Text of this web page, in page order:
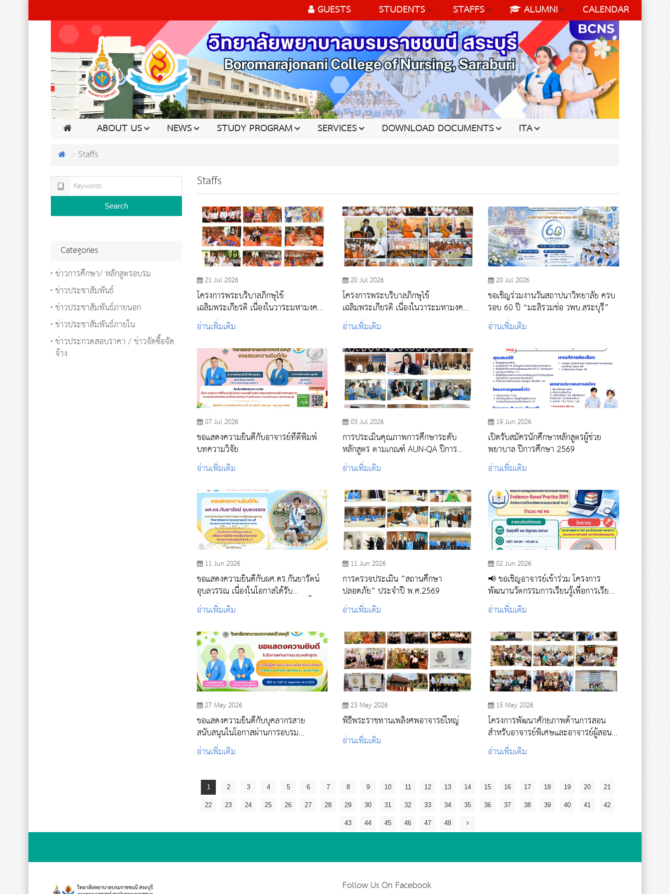
GUESTS STUDENTS STAFFS ALUMNI CALENDAR
ABOUT US NEWS STUDY PROGRAM SERVICES DOWNLOAD DOCUMENTS ITA
Staffs
Staffs
21 Jul 2026
โครงการพระบริบาลภิกษุไข้
เฉลิมพระเกียรติ เนื่องในวาระมหามงคล
99 พรรษา สมเด็จพระอริยวงศาคตญาณ
สมเด็จพระสังฆราช สกลมหาสังฆ
วัดศรีบุรีรตนาราม จังหวัดสระบุรี
อ่านเพิ่มเติม
20 Jul 2026
โครงการพระบริบาลภิกษุไข้
เฉลิมพระเกียรติ เนื่องในวาระมหามงคล
99 พรรษา สมเด็จพระอริยวงศาคตญาณ
สมเด็จพระสังฆราช สกลมหาสังฆ
นครนายก จังหวัดนครนายก
อ่านเพิ่มเติม
20 Jul 2026
ขอเชิญร่วมงานวันสถาปนาวิทยาลัย ครบ
รอบ 60 ปี “มะลิรวมช่อ วพบ.สระบุรี”
อ่านเพิ่มเติม
07 Jul 2026
ขอแสดงความยินดีกับอาจารย์ที่ตีพิมพ์
บทความวิจัย
อ่านเพิ่มเติม
03 Jul 2026
การประเมินคุณภาพการศึกษาระดับ
หลักสูตร ตามเกณฑ์ AUN-QA ปีการ
ศึกษา 2568
อ่านเพิ่มเติม
19 Jun 2026
เปิดรับสมัครนักศึกษาหลักสูตรผู้ช่วย
พยาบาล ปีการศึกษา 2569
อ่านเพิ่มเติม
11 Jun 2026
ขอแสดงความยินดีกับผศ.ดร.กันยารัตน์
อุบลวรรณ เนื่องในโอกาสได้รับ
พระราชทานเครื่องราชอิสริยาภรณ์ชั้น
สายสะพายประถมาภรณ์มงกุฎไทย
อ่านเพิ่มเติม
11 Jun 2026
การตรวจประเมิน ”สถานศึกษา
ปลอดภัย” ประจำปี พ.ศ.2569
อ่านเพิ่มเติม
02 Jun 2026
📢 ขอเชิญอาจารย์เข้าร่วม โครงการ
พัฒนานวัตกรรมการเรียนรู้เพื่อการเรียนรู้
ตลอดชีวิต รองรับความต้องการและ
สถานการณ์ที่เปลี่ยนแปลงไป กิจกรรมที่ 1
การเรียนรู้ Evidence-Based Practice
(EBP)
อ่านเพิ่มเติม
27 May 2026
ขอแสดงความยินดีกับบุคลากรสาย
สนับสนุนในโอกาสผ่านการอบรม
หลักสูตรGreen Office
อ่านเพิ่มเติม
23 May 2026
พิธีพระราชทานเพลิงศพอาจารย์ใหญ่
อ่านเพิ่มเติม
15 May 2026
โครงการพัฒนาศักยภาพด้านการสอน
สำหรับอาจารย์พิเศษและอาจารย์ผู้สอน
ภาคปฏิบัติ
อ่านเพิ่มเติม
1 2 3 4 5 6 7 8 9 10 11 12 13 14 15 16 17 18 19 20 21
22 23 24 25 26 27 28 29 30 31 32 33 34 35 36 37 38 39 40 41 42
43 44 45 46 47 48
Search
Categories
ข่าวการศึกษา/ หลักสูตรอบรม
ข่าวประชาสัมพันธ์
ข่าวประชาสัมพันธ์ภายนอก
ข่าวประชาสัมพันธ์ภายใน
ข่าวประกวดสอบราคา / ข่าวจัดซื้อจัด
จ้าง
Follow Us On Facebook